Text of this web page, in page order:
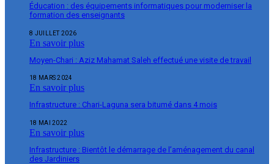
Éducation : des équipements informatiques pour moderniser la
formation des enseignants
8 JUILLET 2026
En savoir plus
Moyen-Chari : Aziz Mahamat Saleh effectué une visite de travail
18 MARS 2024
En savoir plus
Infrastructure : Chari-Laguna sera bitumé dans 4 mois
18 MAI 2022
En savoir plus
Infrastructure : Bientôt le démarrage de l’aménagement du canal
des Jardiniers